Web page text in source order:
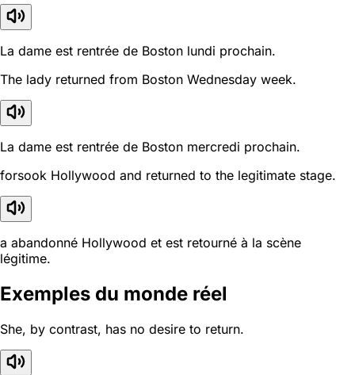
La dame est rentrée de Boston lundi prochain.
The lady returned from Boston Wednesday week.
La dame est rentrée de Boston mercredi prochain.
forsook Hollywood and returned to the legitimate stage.
a abandonné Hollywood et est retourné à la scène
légitime.
Exemples du monde réel
She, by contrast, has no desire to return.